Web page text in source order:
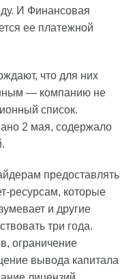
И Финансовая
ее платежной
что для них
— компанию не
список.
2 мая, содержало
предоставлять
ресурсам, которые
и другие
три года.
ограничение
вывода капитала